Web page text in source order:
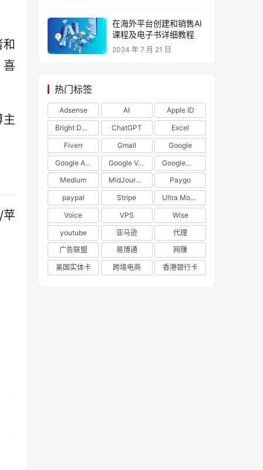
苹
在海外平台创建和销售AI
课程及电子书详细教程
2024 年 7 月 21 日
热门标签
Adsense AI
Apple ID
Bright Data
ChatGPT
Excel
Fiverr
Gmail
Google
Google Adsense
Google Voice
Google开发者
Medium
MidJourney
Paygo
paypal
Stripe
Ultra Mobile
Voice
VPS
Wise
youtube
亚马逊
代理
广告联盟
易博通
网赚
美国实体卡
跨境电商 香港银行卡